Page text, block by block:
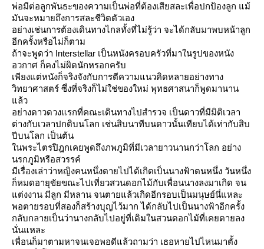
พ่อมีต่อลูกพันธะของความเป็นพ่อที่ต้องเสียสละเพื่อปกป้องลูก ม้
มันจะหมายถึงการสละชีวิตตัวเอง
อย่างเช่นการต้องเดินทางไกลทั้งที่ไม่รู้ว่า จะได้กลับมาพบหน้าลูก
อีกครั้งหรือไม่ก็ตาม
ถ้าจะพูดว่า Interstellar เป็นหนังครอบครัวที่มาในรูปของหนัง
อวกาศ ก็คงไม่ผิดนักหรอกครับ
เพียงแต่หนังก็จริงจังกับการตีความแนวคิดหลายอย่างทาง
วิทยาศาสตร์ ซึ่งที่จริงก็ไม่ใช่ของใหม่ พุทธศาสนาก็พูดมานาน
ล้ว
อย่างดาวดวงแรกที่คณะเดินทางไปสำรวจ เป็นดาวที่มีมิติเวลา
ต่างกับเวลาปกติบนโลก เช่นสิบนาทีบนดาวนั้นเทียบได้เท่ากับสิบ
ปีบนโลก เป็นต้น
นพระไตรปิฎกเคยพูดถึงภพภูมิที่มีเวลายาวนานกว่าโลก อย่าง
นรกภูมิหรือสวรรค์
มีเรื่องเล่าว่าหญิงคนหนึ่งตายไปได้เกิดเป็นนางฟ้าตนหนึ่ง วันหนึ่ง
ก็หมดอายุขัยขณะไปเที่ยวสวนดอกไม้กับเพื่อนนางลงมาเกิด จน
ต่งงาน มีลูก มีหลาน จนตายแล้วเกิดอีกรอบเป็นมนุษย์นี่แหละ
พอตายรอบที่สองก็สร้างบุญไว้มาก ได้กลับไปเป็นนางฟ้าอีกครั้ง
กลับกลายเป็นว่านางกลับไปอยู่ที่เดิมในสวนดอกไม้ที่เคยตายลง
นั่นแหละ
เพื่อนก็มาตามหาจนเจอพอดีแล้วถามว่า เธอหายไปไหนมาตั้ง